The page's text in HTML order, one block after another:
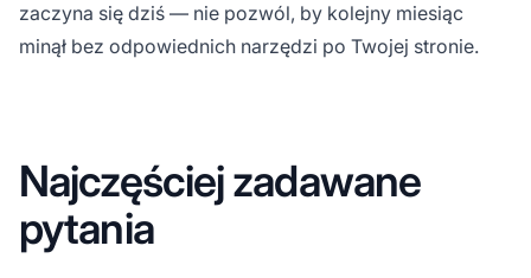
zaczyna się dziś — nie pozwól, by kolejny miesiąc
minął bez odpowiednich narzędzi po Twojej stronie.
Najczęściej zadawane
pytania